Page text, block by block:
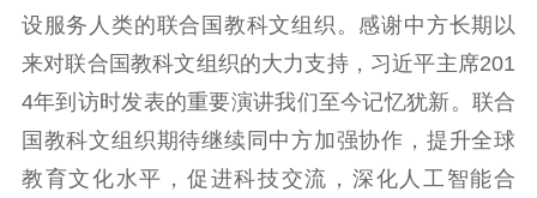
设服务人类的联合国教科文组织。感谢中方长期以
来对联合国教科文组织的大力支持，习近平主席201
4年到访时发表的重要演讲我们至今记忆犹新。联合
国教科文组织期待继续同中方加强协作，提升全球
教育文化水平，促进科技交流，深化人工智能合